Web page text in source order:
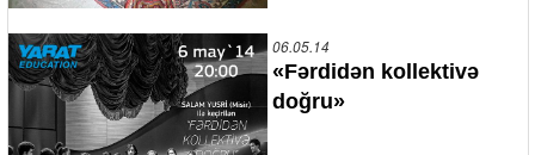
06.05.14
«Fərdidən kollektivə
doğru»